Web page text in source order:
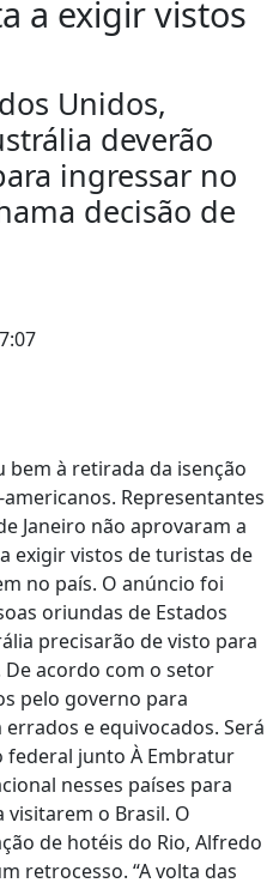
a exigir vistos
Unidos,
deverão
ingressar no
decisão de
à retirada da isenção
Representantes
Janeiro não aprovaram a
exigir vistos de turistas de
no país. O anúncio foi
oriundas de Estados
precisarão de visto para
acordo com o setor
pelo governo para
e equivocados. Será
federal junto À Embratur
nesses países para
o Brasil. O
de hotéis do Rio, Alfredo
retrocesso. “A volta das